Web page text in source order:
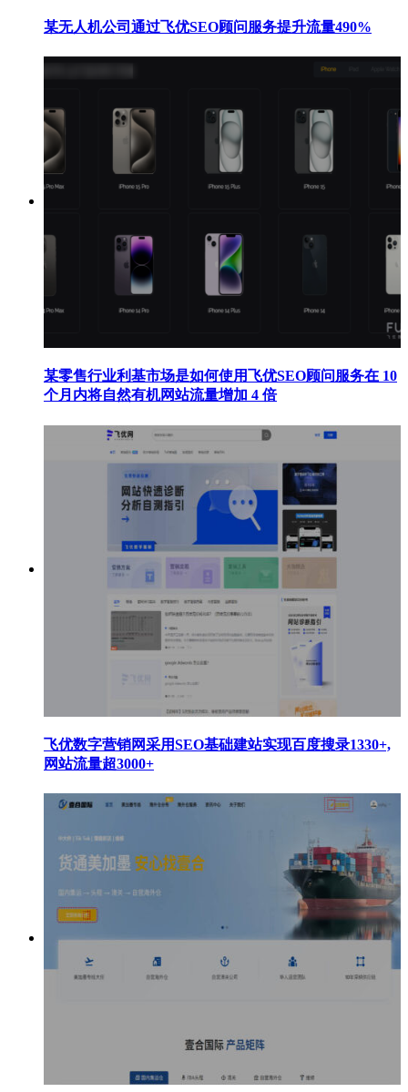
某无人机公司通过飞优SEO顾问服务提升流量490%
某零售行业利基市场是如何使用飞优SEO顾问服务在 10
个月内将自然有机网站流量增加 4 倍
飞优数字营销网采用SEO基础建站实现百度搜录1330+,
网站流量超3000+